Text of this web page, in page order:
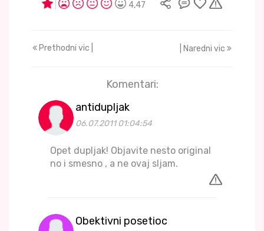
4,47
Prethodni vic | | Naredni vic
Komentari:
antidupljak
06.07.2011 01:04:54
Opet dupljak! Objavite nesto original
no i smesno , a ne ovaj sljam.
Obektivni posetioc